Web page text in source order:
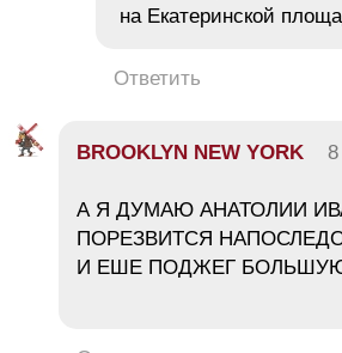
на Екатеринской
Ответить
BROOKLYN NEW YORK
А Я ДУМАЮ АНАТОЛИИ
ПОРЕЗВИТСЯ
И ЕШЕ ПОДЖЕГ